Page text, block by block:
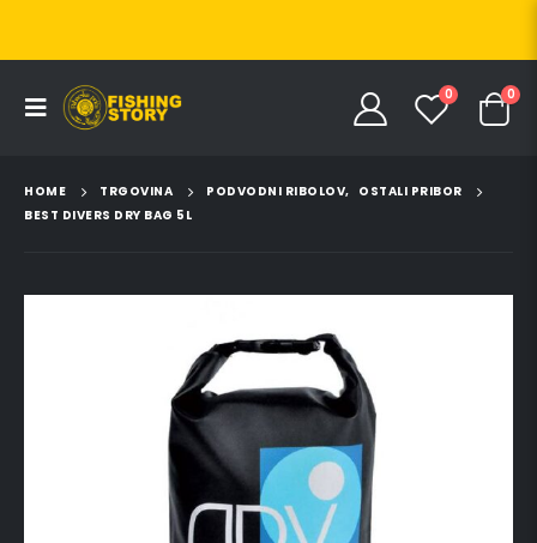
0 0
HOME TRGOVINA PODVODNI RIBOLOV, OSTALI PRIBOR
BEST DIVERS DRY BAG 5L